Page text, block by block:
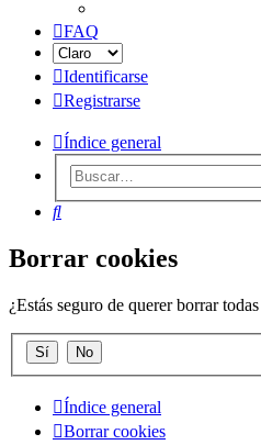
FAQ
Identificarse
Registrarse
Índice general
Buscar
Borrar cookies
¿Estás seguro de querer borrar
Índice general
Borrar cookies